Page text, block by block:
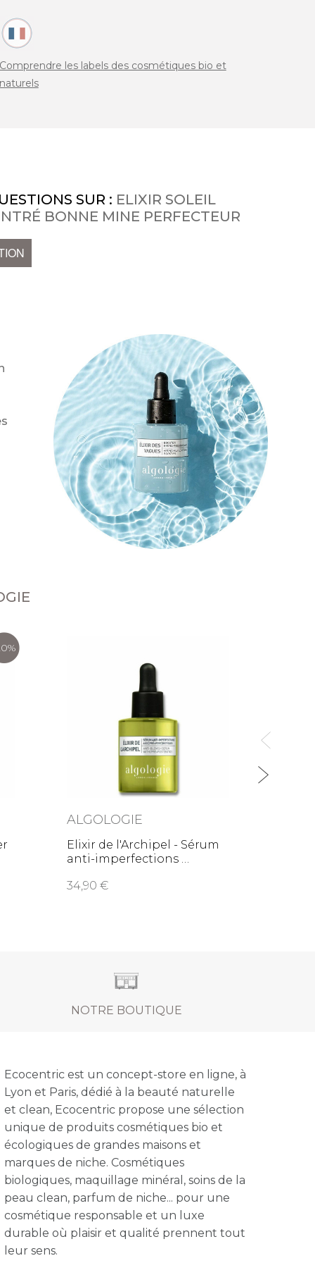
les labels des cosmétiques bio et
SUR : ELIXIR SOLEIL
BONNE MINE PERFECTEUR
ALGOLOGIE
Elixir de l'Archipel - Sérum
anti-imperfections
34,90
NOTRE BOUTIQUE
Ecocentric est un concept-store en ligne, à
Lyon et Paris, dédié à la beauté naturelle
et clean, Ecocentric propose une sélection
unique de produits cosmétiques bio et
écologiques de grandes maisons et
marques de niche. Cosmétiques
biologiques, maquillage minéral, soins de la
peau clean, parfum de niche... pour une
cosmétique responsable et un luxe
durable où plaisir et qualité prennent tout
leur sens.